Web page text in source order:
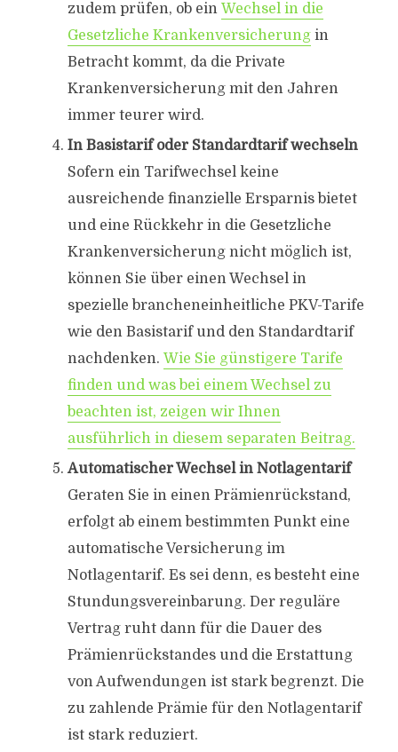
zudem prüfen, ob ein Wechsel in die
Gesetzliche Krankenversicherungin
Betracht kommt, da die Private
Krankenversicherung mit den Jahren
immer teurer wird.
In Basistarif oder Standardtarif wechseln
Sofern ein Tarifwechsel keine
ausreichende finanzielle Ersparnis bietet
und eine Rückkehr in die Gesetzliche
Krankenversicherung nicht möglich ist,
können Sie über einen Wechsel in
spezielle brancheneinheitliche PKV-Tarife
wie den Basistarif und den Standardtarif
nachdenken. Wie Sie günstigere Tarife
finden und was bei einem Wechsel zu
beachten ist, zeigen wir Ihnen
ausführlich in diesem separaten Beitrag.
Automatischer Wechsel in Notlagentarif
Geraten Sie in einen Prämienrückstand,
erfolgt ab einem bestimmten Punkt eine
automatische Versicherung im
Notlagentarif. Es sei denn, es besteht eine
Stundungsvereinbarung. Der reguläre
Vertrag ruht dann für die Dauer des
Prämienrückstandes und die Erstattung
von Aufwendungen ist stark begrenzt. Die
zu zahlende Prämie für den Notlagentarif
ist stark reduziert.